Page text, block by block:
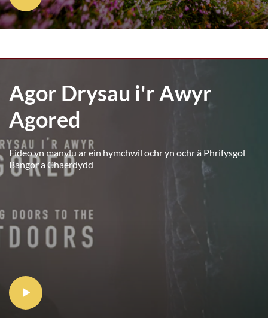
Agor Drysau i'r Awyr
Agored
Fideo yn manylu ar ein hymchwil ochr yn ochr â Phrifysgol
Bangor a Chaerdydd